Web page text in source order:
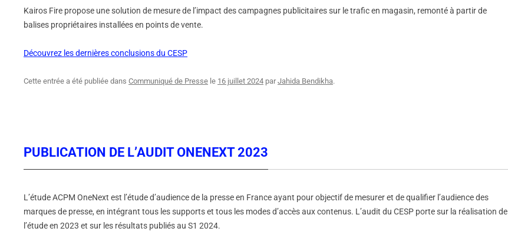
Kairos Fire propose une solution de mesure de l’impact des campagnes publicitaires sur le trafic en magasin, remonté à partir de
balises propriétaires installées en points de vente.
Découvrez les dernières conclusions du CESP
Cette entrée a été publiée dans Communiqué de Presse le 16 juillet 2024 parJahida Bendikha.
PUBLICATION DE L’AUDIT ONENEXT 2023
L’étude ACPM OneNext est l’étude d’audience de la presse en France ayant pour objectif de mesurer et de qualifier l’audience des
marques de presse, en intégrant tous les supports et tous les modes d’accès aux contenus. L’audit du CESP porte sur la réalisation de
l’étude en 2023 et sur les résultats publiés au S1 2024.